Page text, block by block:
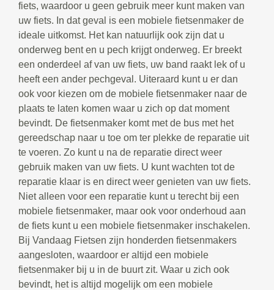
fiets, waardoor u geen gebruik meer kunt maken van
uw fiets. In dat geval is een mobiele fietsenmaker de
ideale uitkomst. Het kan natuurlijk ook zijn dat u
onderweg bent en u pech krijgt onderweg. Er breekt
een onderdeel af van uw fiets, uw band raakt lek of u
heeft een ander pechgeval. Uiteraard kunt u er dan
ook voor kiezen om de mobiele fietsenmaker naar de
plaats te laten komen waar u zich op dat moment
bevindt. De fietsenmaker komt met de bus met het
gereedschap naar u toe om ter plekke de reparatie uit
te voeren. Zo kunt u na de reparatie direct weer
gebruik maken van uw fiets. U kunt wachten tot de
reparatie klaar is en direct weer genieten van uw fiets.
Niet alleen voor een reparatie kunt u terecht bij een
mobiele fietsenmaker, maar ook voor onderhoud aan
de fiets kunt u een mobiele fietsenmaker inschakelen.
Bij Vandaag Fietsen zijn honderden fietsenmakers
aangesloten, waardoor er altijd een mobiele
fietsenmaker bij u in de buurt zit. Waar u zich ook
bevindt, het is altijd mogelijk om een mobiele